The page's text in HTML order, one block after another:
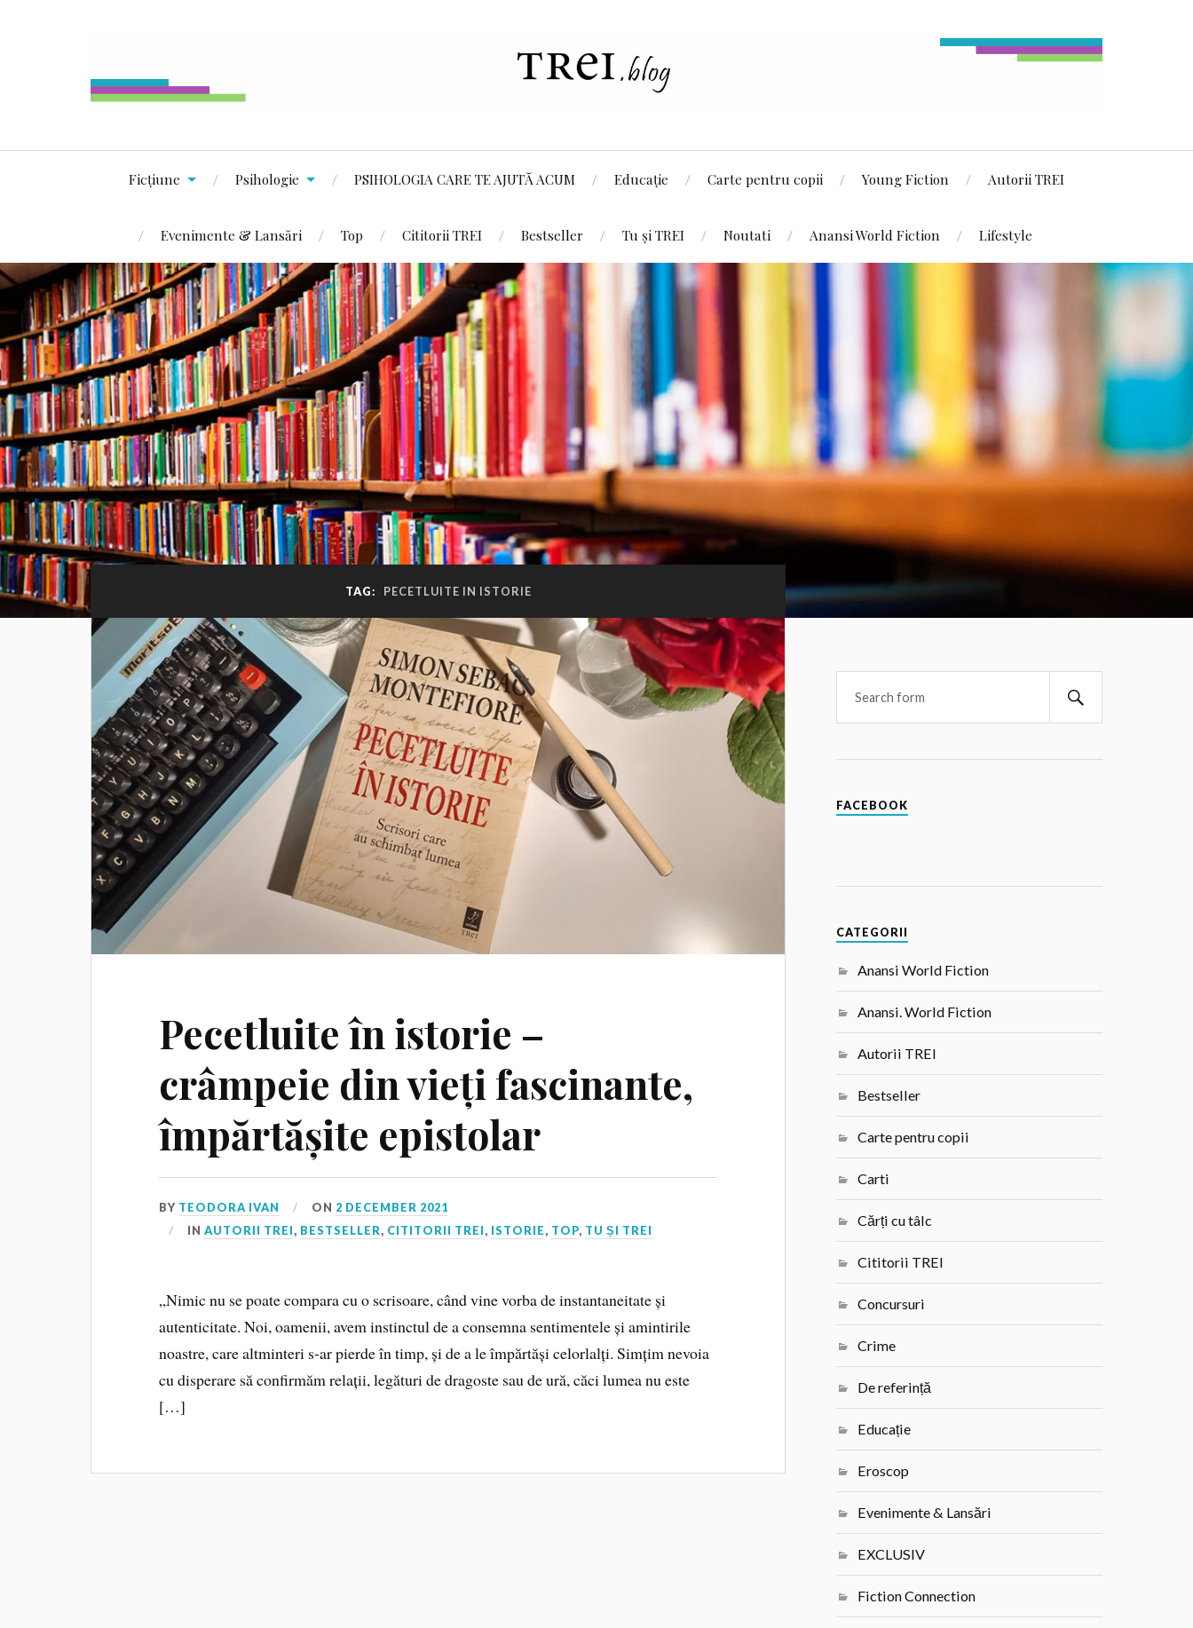
Ficțiune Psihologie PSIHOLOGIA CARE TE AJUTĂ ACUM Educație Carte pentru copii Young Fiction Autorii TREI
Evenimente & Lansări Top Cititorii TREI Bestseller Tu și TREI Noutati Anansi World Fiction Lifestyle
TAG: PECETLUITE IN ISTORIE
Pecetluite în istorie –
crâmpeie din vieți fascinante,
împărtășite epistolar
BY TEODORA IVAN ON 2 DECEMBER 2021
INAUTORII TREI, BESTSELLER, CITITORII TREI, ISTORIE, TOP, TU ȘI TREI
„Nimic nu se poate compara cu o scrisoare, când vine vorba de instantaneitate și
autenticitate. Noi, oamenii, avem instinctul de a consemna sentimentele și amintirile
noastre, care altminteri s-ar pierde în timp, și de a le împărtăși celorlalți. Simțim nevoia
cu disperare să confirmăm relații, legături de dragoste sau de ură, căci lumea nu este
[…]
FACEBOOK
CATEGORII
Anansi World Fiction
Anansi. World Fiction
Autorii TREI
Bestseller
Carte pentru copii
Carti
Cărți cu tâlc
Cititorii TREI
Concursuri
Crime
De referință
Educație
Eroscop
Evenimente & Lansări
EXCLUSIV
Fiction Connection